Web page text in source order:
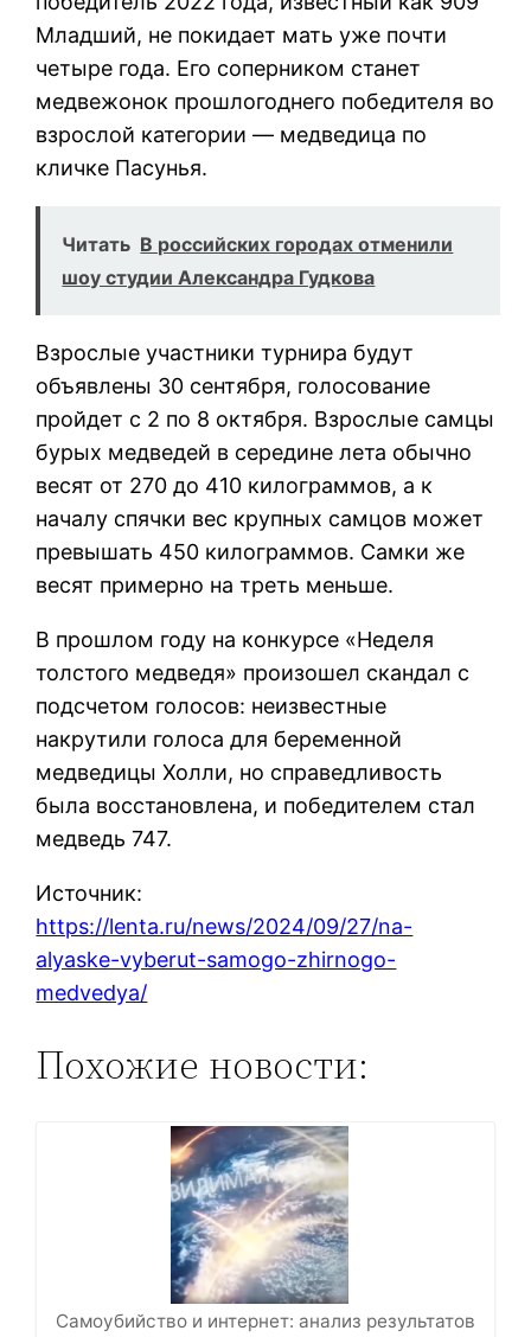
Младший, не покидает мать уже почти
четыре года. Его соперником станет
медвежонок прошлогоднего победителя во
взрослой категории — медведица по
кличке Пасунья.
Читать В российских городах отменили
шоу студии Александра Гудкова
Взрослые участники турнира будут
объявлены 30 сентября, голосование
пройдет с 2 по 8 октября. Взрослые самцы
бурых медведей в середине лета обычно
весят от 270 до 410 килограммов, а к
началу спячки вес крупных самцов может
превышать 450 килограммов. Самки же
весят примерно на треть меньше.
В прошлом году на конкурсе «Неделя
толстого медведя» произошел скандал с
подсчетом голосов: неизвестные
накрутили голоса для беременной
медведицы Холли, но справедливость
была восстановлена, и победителем стал
медведь 747.
Источник:
https://lenta.ru/news/2024/09/27/na-
alyaske-vyberut-samogo-zhirnogo-
medvedya/
Похожие новости:
Самоубийство и интернет: анализ результатов